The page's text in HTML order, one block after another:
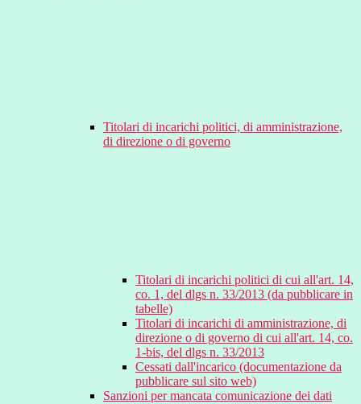
Titolari di incarichi politici, di amministrazione,
di direzione o di governo
Titolari di incarichi politici di cui all'art. 14,
co. 1, del dlgs n. 33/2013 (da pubblicare in
tabelle)
Titolari di incarichi di amministrazione, di
direzione o di governo di cui all'art. 14, co.
1-bis, del dlgs n. 33/2013
Cessati dall'incarico (documentazione da
pubblicare sul sito web)
Sanzioni per mancata comunicazione dei dati